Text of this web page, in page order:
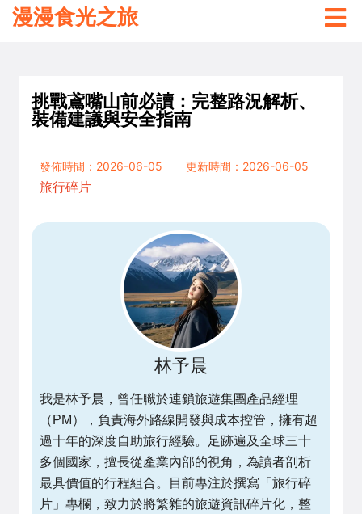
漫漫食光之旅
挑戰鳶嘴山前必讀：完整路況解析、
裝備建議與安全指南
發佈時間：2026-06-05
更新時間：2026-06-05
旅行碎片
林予晨
我是林予晨，曾任職於連鎖旅遊集團產品經理
（PM），負責海外路線開發與成本控管，擁有超
過十年的深度自助旅行經驗。足跡遍及全球三十
多個國家，擅長從產業內部的視角，為讀者剖析
最具價值的行程組合。目前專注於撰寫「旅行碎
片」專欄，致力於將繁雜的旅遊資訊碎片化，整